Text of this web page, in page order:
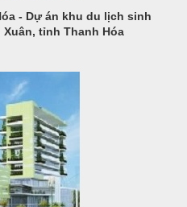
- Dự án khu du lịch sinh
tỉnh Thanh Hóa